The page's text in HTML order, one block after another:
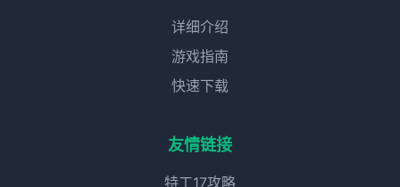
详细介绍
游戏指南
快速下载
友情链接
特工17攻略